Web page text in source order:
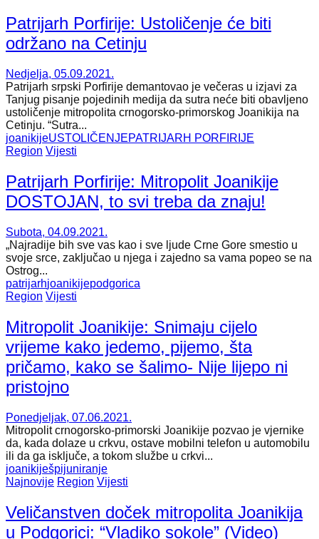
Patrijarh Porfirije: Ustoličenje će biti
održano na Cetinju
Nedjelja, 05.09.2021.
Patrijarh srpski Porfirije demantovao je večeras u izjavi za
Tanjug pisanje pojedinih medija da sutra neće biti obavljeno
ustoličenje mitropolita crnogorsko-primorskog Joanikija na
Cetinju. “Sutra...
joanikijeUSTOLIČENJEPATRIJARH PORFIRIJE
Region Vijesti
Patrijarh Porfirije: Mitropolit Joanikije
DOSTOJAN, to svi treba da znaju!
Subota, 04.09.2021.
„Najradije bih sve vas kao i sve ljude Crne Gore smestio u
svoje srce, zaključao u njega i zajedno sa vama popeo se na
Ostrog...
patrijarhjoanikijepodgorica
Region Vijesti
Mitropolit Joanikije: Snimaju cijelo
vrijeme kako jedemo, pijemo, šta
pričamo, kako se šalimo- Nije lijepo ni
pristojno
Ponedjeljak, 07.06.2021.
Mitropolit crnogorsko-primorski Joanikije pozvao je vjernike
da, kada dolaze u crkvu, ostave mobilni telefon u automobilu
ili da ga isključe, a tokom službe u crkvi...
joanikiješpijuniranje
Najnovije Region Vijesti
Veličanstven doček mitropolita Joanikija
u Podgorici: “Vladiko sokole” (Video)